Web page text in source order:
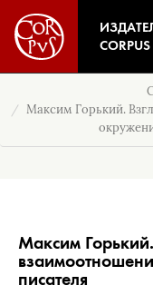
CORPUS
Максим Горький.
Максим
писателя